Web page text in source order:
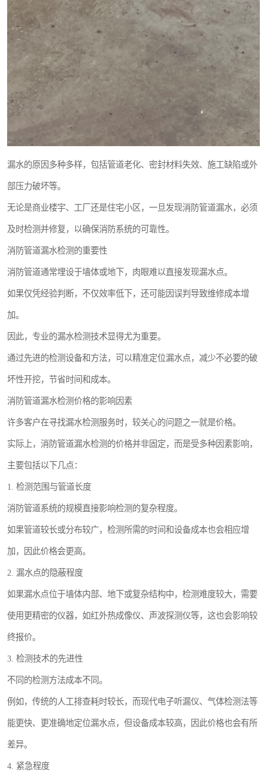
漏水的原因多种多样，包括管道老化、密封材料失效、施工缺陷或外
部压力破坏等。
无论是商业楼宇、工厂还是住宅小区，一旦发现消防管道漏水，必须
及时检测并修复，以确保消防系统的可靠性。
消防管道漏水检测的重要性
消防管道通常埋设于墙体或地下，肉眼难以直接发现漏水点。
如果仅凭经验判断，不仅效率低下，还可能因误判导致维修成本增
加。
因此，专业的漏水检测技术显得尤为重要。
通过先进的检测设备和方法，可以精准定位漏水点，减少不必要的破
坏性开挖，节省时间和成本。
消防管道漏水检测价格的影响因素
许多客户在寻找漏水检测服务时，较关心的问题之一就是价格。
实际上，消防管道漏水检测的价格并非固定，而是受多种因素影响，
主要包括以下几点：
1. 检测范围与管道长度
消防管道系统的规模直接影响检测的复杂程度。
如果管道较长或分布较广，检测所需的时间和设备成本也会相应增
加，因此价格会更高。
2. 漏水点的隐蔽程度
如果漏水点位于墙体内部、地下或复杂结构中，检测难度较大，需要
使用更精密的仪器，如红外热成像仪、声波探测仪等，这也会影响较
终报价。
3. 检测技术的先进性
不同的检测方法成本不同。
例如，传统的人工排查耗时较长，而现代电子听漏仪、气体检测法等
能更快、更准确地定位漏水点，但设备成本较高，因此价格也会有所
差异。
4. 紧急程度